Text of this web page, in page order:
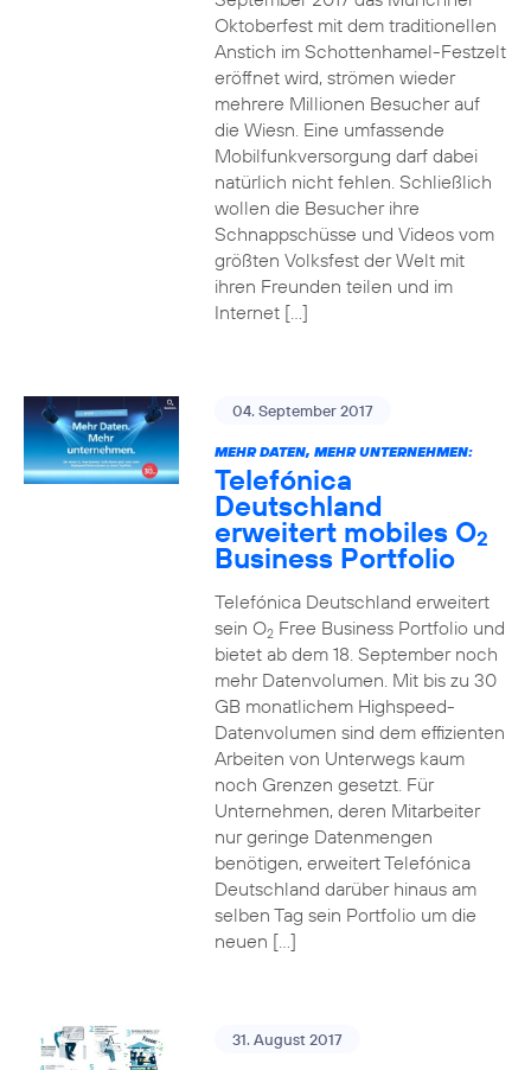
Oktoberfest mit dem traditionellen
Anstich im Schottenhamel-Festzelt
eröffnet wird, strömen wieder
mehrere Millionen Besucher auf
die Wiesn. Eine umfassende
Mobilfunkversorgung darf dabei
natürlich nicht fehlen. Schließlich
wollen die Besucher ihre
Schnappschüsse und Videos vom
größten Volksfest der Welt mit
ihren Freunden teilen und im
Internet […]
04. September 2017
MEHR DATEN, MEHR UNTERNEHMEN:
Telefónica
Deutschland
erweitert mobiles O2
Business Portfolio
Telefónica Deutschland erweitert
sein O2Free Business Portfolio und
bietet ab dem 18. September noch
mehr Datenvolumen. Mit bis zu 30
GB monatlichem Highspeed-
Datenvolumen sind dem effizienten
Arbeiten von Unterwegs kaum
noch Grenzen gesetzt. Für
Unternehmen, deren Mitarbeiter
nur geringe Datenmengen
benötigen, erweitert Telefónica
Deutschland darüber hinaus am
selben Tag sein Portfolio um die
neuen […]
31. August 2017